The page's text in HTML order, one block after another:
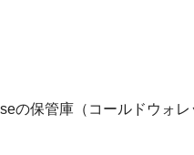
の保管庫（コールドウォ